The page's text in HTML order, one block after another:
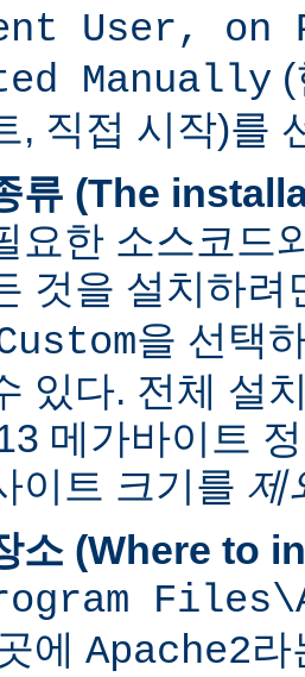
User, on
Manually
, 직접 시작)를
류 (The
요한 소스코드
것을 설치하
을 선택
있다. 전체 설
메가바이트
이트 크기를 제
소 (Where to
에 Apache2라